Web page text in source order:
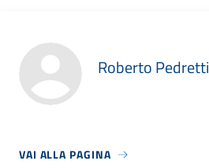
Roberto Pedretti
VAI ALLA PAGINA